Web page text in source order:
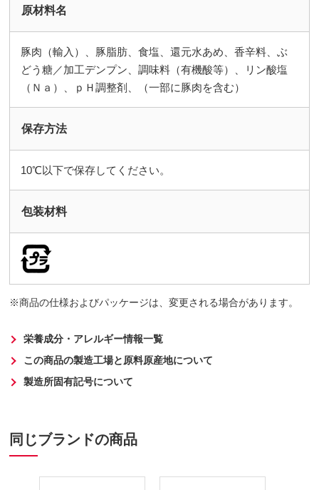
原材料名
豚肉（輸入）、豚脂肪、食塩、還元水あめ、香辛料、ぶ
どう糖／加工デンプン、調味料（有機酸等）、リン酸塩
（Ｎａ）、ｐＨ調整剤、（一部に豚肉を含む）
保存方法
10℃以下で保存してください。
包装材料
商品の仕様およびパッケージは、変更される場合があります。
栄養成分・アレルギー情報一覧
この商品の製造工場と原料原産地について
製造所固有記号について
同じブランドの商品